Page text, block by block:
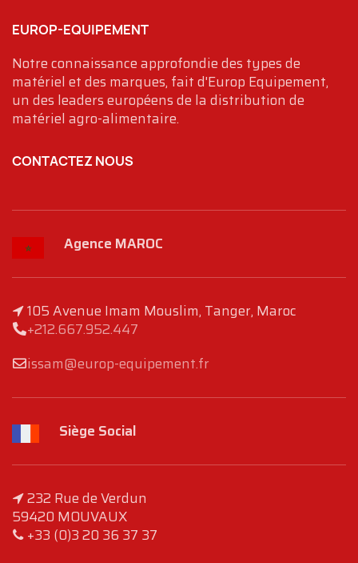
EUROP-EQUIPEMENT
Notre connaissance approfondie des types de
matériel et des marques, fait d'Europ Equipement,
un des leaders européens de la distribution de
matériel agro-alimentaire.
CONTACTEZ NOUS
Agence MAROC
105 Avenue Imam Mouslim, Tanger, Maroc
+212.667.952.447
issam@europ-equipement.fr
Siège Social
232 Rue de Verdun
59420 MOUVAUX
+33 (0)3 20 36 37 37